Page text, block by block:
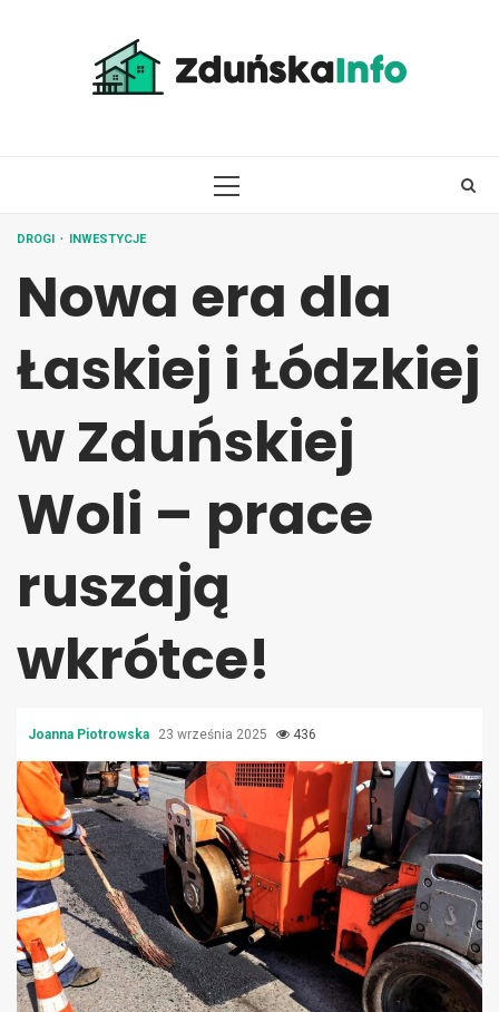
PRIMARY
DROGI INWESTYCJE
Nowa era dla
Łaskiej i Łódzkiej
w Zduńskiej
Woli – prace
ruszają
wkrótce!
Joanna Piotrowska 23 września 2025 436